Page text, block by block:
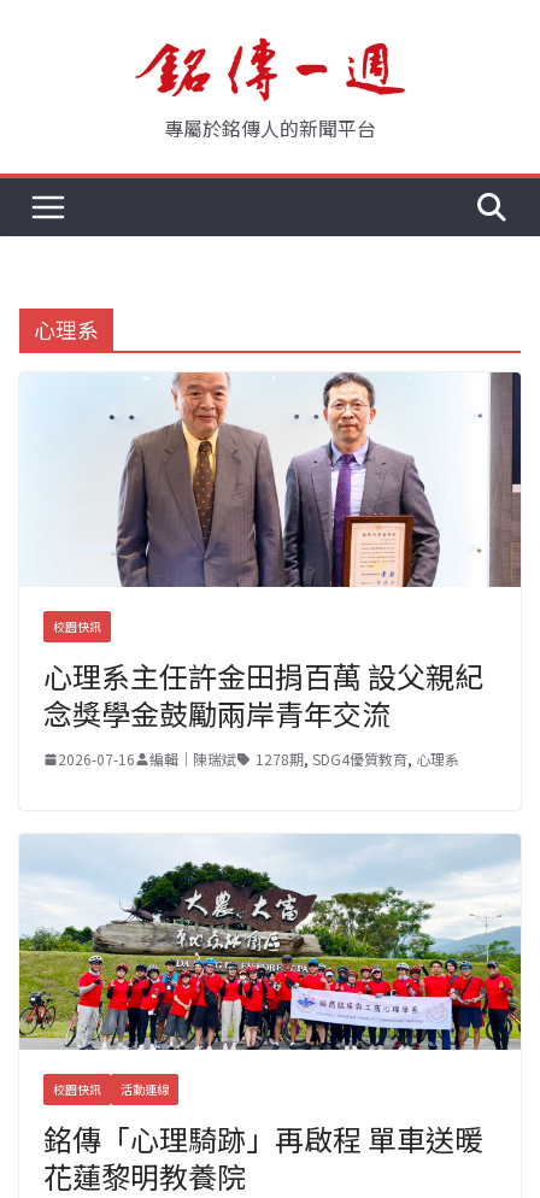
專屬於銘傳人的新聞平台
心理系
校園快訊
心理系主任許金田捐百萬 設父親紀
念獎學金鼓勵兩岸青年交流
2026-07-16 編輯｜陳瑞斌 1278期, SDG4優質教育, 心理系
校園快訊 活動連線
銘傳「心理騎跡」再啟程 單車送暖
花蓮黎明教養院